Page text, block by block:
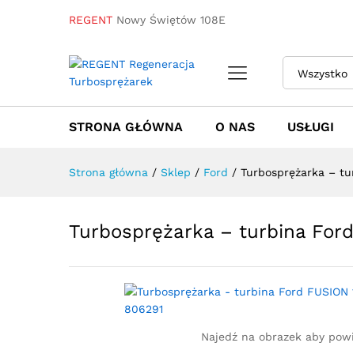
REGENT Nowy Świętów 108E
Wszystko
STRONA GŁÓWNA O NAS USŁUGI
Strona główna / Sklep / Ford / Turbosprężarka –
Turbosprężarka – turbina Ford
Najedź na obrazek aby
Turbosprężarka - turbina
Towar / Usługa Specyfikacja Opinie